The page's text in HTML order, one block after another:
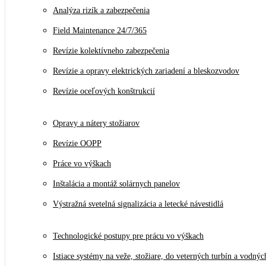
Analýza rizík a zabezpečenia
Field Maintenance 24/7/365
Revízie kolektívneho zabezpečenia
Revízie a opravy elektrických zariadení a bleskozvodov
Revízie oceľových konštrukcií
Opravy a nátery stožiarov
Revízie OOPP
Práce vo výškach
Inštalácia a montáž solárnych panelov
Výstražná svetelná signalizácia a letecké návestidlá
Technologické postupy pre prácu vo výškach
Istiace systémy na veže, stožiare, do veterných turbín a